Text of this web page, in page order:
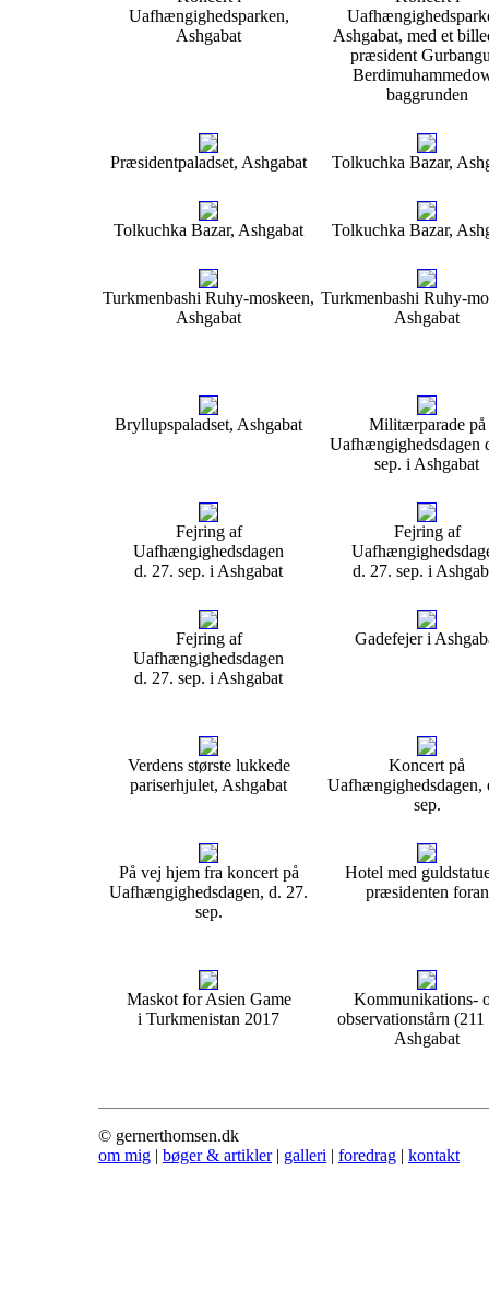
Uafhængighedsparken,
Ashgabat
Ashgabat, med et
præsident
baggrunden
Præsidentpaladset, Ashgabat Tolkuchka Bazar,
Tolkuchka Bazar, Ashgabat Tolkuchka Bazar,
Turkmenbashi Ruhy-moskeen,
Ashgabat
Turkmenbashi Ruhy-
Ashgabat
Bryllupspaladset, Ashgabat
Militærparade på
Uafhængighedsdagen
sep. i Ashgabat
Fejring af
Uafhængighedsdagen
d. 27. sep. i Ashgabat
Fejring af
d. 27. sep. i
Fejring af
Uafhængighedsdagen
d. 27. sep. i Ashgabat
Gadefejer i
Verdens største lukkede
pariserhjulet, Ashgabat
Koncert på
Uafhængighedsdagen,
sep.
På vej hjem fra koncert på
Uafhængighedsdagen, d. 27.
sep.
Hotel med
præsidenten foran
Maskot for Asien Game
i Turkmenistan 2017
Kommunikations-
observationstårn
Ashgabat
© gernerthomsen.dk
om mig | bøger & artikler| galleri | foredrag | kontakt